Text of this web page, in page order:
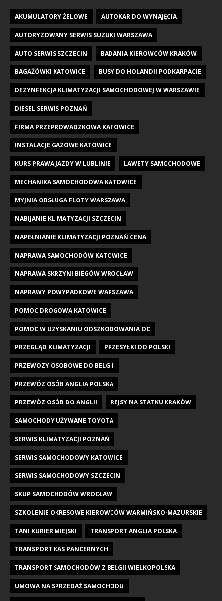
AKUMULATORY ŻELOWE AUTOKAR DO WYNAJĘCIA
AUTORYZOWANY SERWIS SUZUKI WARSZAWA
AUTO SERWIS SZCZECIN BADANIA KIEROWCÓW KRAKÓW
BAGAŻÓWKI KATOWICE BUSY DO HOLANDII PODKARPACIE
DEZYNFEKCJA KLIMATYZACJI SAMOCHODOWEJ W WARSZAWIE
DIESEL SERWIS POZNAŃ
FIRMA PRZEPROWADZKOWA KATOWICE
INSTALACJE GAZOWE KATOWICE
KURS PRAWA JAZDY W LUBLINIE LAWETY SAMOCHODOWE
MECHANIKA SAMOCHODOWA KATOWICE
MYJNIA OBSŁUGA FLOTY WARSZAWA
NABIJANIE KLIMATYZACJI SZCZECIN
NAPEŁNIANIE KLIMATYZACJI POZNAŃ CENA
NAPRAWA SAMOCHODÓW KATOWICE
NAPRAWA SKRZYNI BIEGÓW WROCŁAW
NAPRAWY POWYPADKOWE WARSZAWA
POMOC DROGOWA KATOWICE
POMOC W UZYSKANIU ODSZKODOWANIA OC
PRZEGLĄD KLIMATYZACJI PRZESYŁKI DO POLSKI
PRZEWOZY OSOBOWE DO BELGII
PRZEWÓZ OSÓB ANGLIA POLSKA
PRZEWÓZ OSÓB DO ANGLII REJSY NA STATKU KRAKÓW
SAMOCHODY UŻYWANE TOYOTA
SERWIS KLIMATYZACJI POZNAŃ
SERWIS SAMOCHODOWY KATOWICE
SERWIS SAMOCHODOWY SZCZECIN
SKUP SAMOCHODÓW WROCŁAW
SZKOLENIE OKRESOWE KIEROWCÓW WARMIŃSKO-MAZURSKIE
TANI KURIER MIEJSKI TRANSPORT ANGLIA POLSKA
TRANSPORT KAS PANCERNYCH
TRANSPORT SAMOCHODÓW Z BELGII WIELKOPOLSKA
UMOWA NA SPRZEDAŻ SAMOCHODU